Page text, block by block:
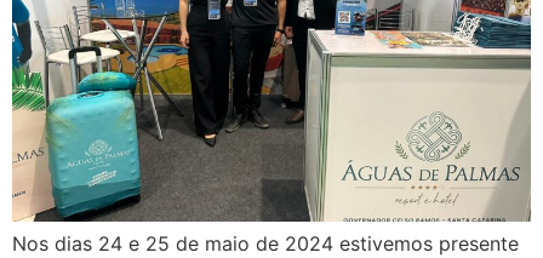
Nos dias 24 e 25 de maio de 2024 estivemos presente